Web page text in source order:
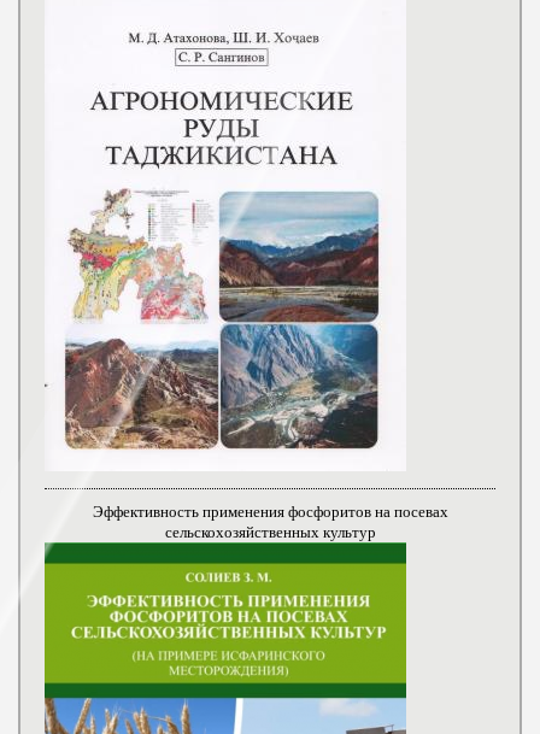
Эффективность применения фосфоритов на посевах
сельскохозяйственных культур